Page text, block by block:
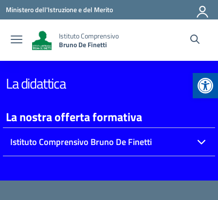
Vai ai contenuti
Vai al menu di navigazione
Vai al footer
Ministero dell'Istruzione e del Merito
Istituto Comprensivo
Bruno De Finetti
La didattica
La nostra offerta formativa
Istituto Comprensivo Bruno De Finetti